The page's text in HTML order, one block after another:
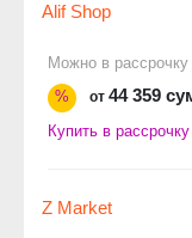
Alif Shop
Можно в рассрочку
%
от 44 359
Купить в рассрочку
Z Market